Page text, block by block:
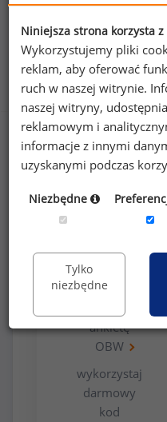
Jak uzyskać
bezpłatna
ankietę
OBW
wykorzystaj
darmowy
kod
Niniejsza strona korzysta
Wykorzystujemy pliki
reklam, aby oferować
ruch w naszej witrynie.
naszej witryny,
reklamowym i
informacje z innymi
uzyskanymi podczas
Niezbędne
Tylko
niezbędne